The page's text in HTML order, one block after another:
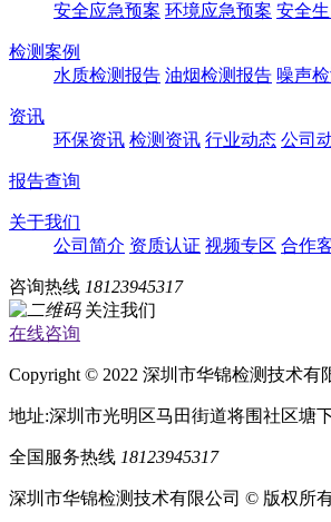
安全应急预案 环境应急预案 安全
检测案例
水质检测报告 油烟检测报告 噪声
资讯
环保资讯 检测资讯 行业动态 公司
报告查询
关于我们
公司简介 资质认证 视频专区 合作
咨询热线 18123945317
关注我们
在线咨询
Copyright © 2022 深圳市华锦检测技术有
地址:深圳市光明区马田街道将围社区塘
全国服务热线 18123945317
深圳市华锦检测技术有限公司 © 版权所